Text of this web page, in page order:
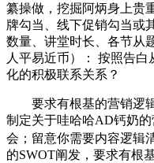
纂操做，挖掘阿炳身上贵
牌勾当、线下促销勾当或
数量、讲堂时长、各节从
人平易近币）： 按照告
化的积极联系关系？
要求有根基的营销逻辑
制定关于哇哈哈AD钙奶
会；留意你需要内容逻辑
的SWOT阐发，要求有根